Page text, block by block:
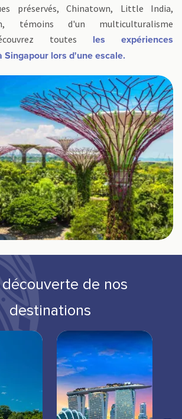
préservés, Chinatown, Little India,
témoins d'un multiculturalisme
toutes les expériences
Singapour lors d'une escale.
de nos
destinations